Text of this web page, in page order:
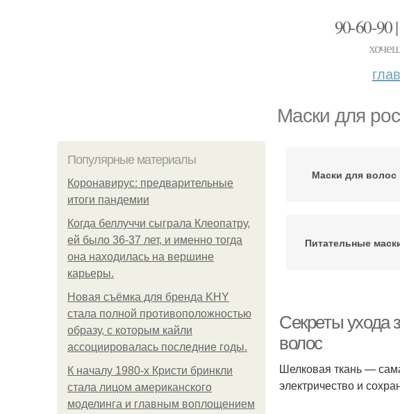
90-60-
Маски для
Популярные материалы
Коронавирус: предварительные
итоги пандемии
Когда беллуччи сыграла Клеопатру,
ей было 36-37 лет, и именно тогда
она находилась на вершине
карьеры.
Новая съёмка для бренда KHY
стала полной противоположностью
образу, с которым кайли
ассоциировалась последние годы.
К началу 1980-х Кристи бринкли
стала лицом американского
моделинга и главным воплощением
Маски для волос
Питательные
Секреты ухода
волос
Шелковая ткань —
электричество и